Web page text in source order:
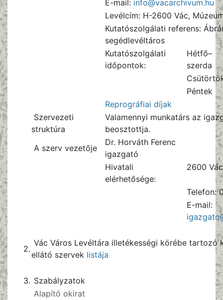
E-mail: info@vacarchivum.hu
Levélcím: H-2600 Vác,
Kutatószolgálati referens:
segédlevéltáros
Kutatószolgálati
időpontok:
Hétfő–
szerda
Péntek
Reprográfiai díjak
Szervezeti
struktúra
Valamennyi munkatárs az
beosztottja.
A szerv vezetője
Dr. Horváth Ferenc
igazgató
Hivatali
elérhetősége:
2600
Telefon:
E-mail:
2.
Vác Város Levéltára illetékességi körébe tartozó
ellátó szervek listája
3. Szabályzatok
Alapító okirat